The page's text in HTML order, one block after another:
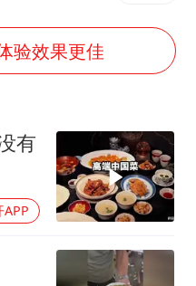
“拼单”了
播李秋莹孙亚鹏亮相
睛恢复情况不太妙
河南刑案嫌犯被抓 逃窜时伤害多人
醒要排查6种疾病
三警齐发！多地10级以上雷暴大风
验效果更佳
有
APP